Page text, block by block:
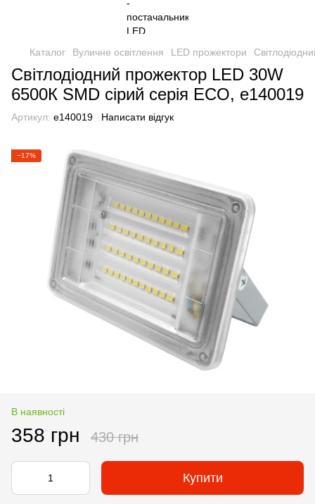
Каталог Вуличне освітлення LED прожектори
Світлодіодний прожектор LED 30W
6500К SMD сірий серія ECO, e140019
Артикул: e140019 Написати відгук
−17%
В наявності
358 грн 430 грн
Купити